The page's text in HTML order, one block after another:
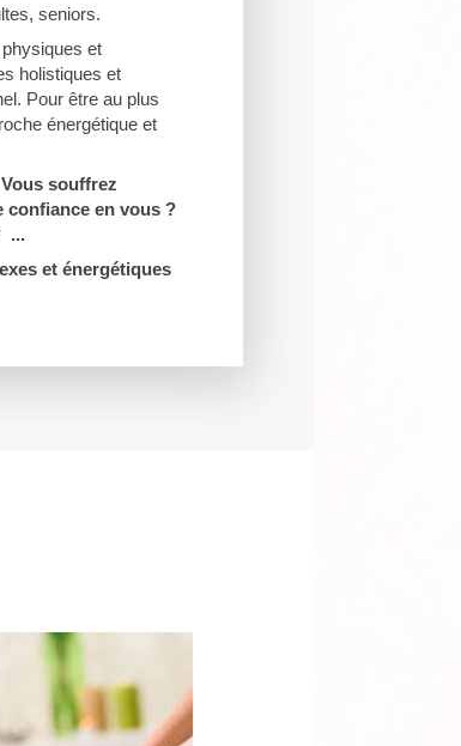
seniors.
et
holistiques et
Pour être au plus
énergétique et
souffrez
confiance en vous ?
...
et énergétiques